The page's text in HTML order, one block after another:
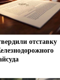
отставку